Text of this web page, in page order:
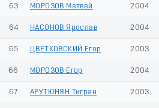
63 МОРОЗОВ Матвей 2004
64 НАСОНОВ Ярослав 2004
65 ЦВЕТКОВСКИЙ Егор 2003
66 МОРОЗОВ Егор 2004
67 АРУТЮНЯН Тигран 2003